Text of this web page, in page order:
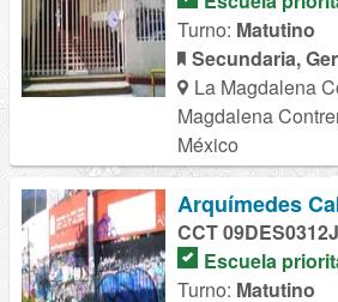
Turno: Matutino
Secundaria,
La Magdalena
Magdalena
México
Arquímedes
CCT 09DES0312J
Escuela
Turno: Matutino